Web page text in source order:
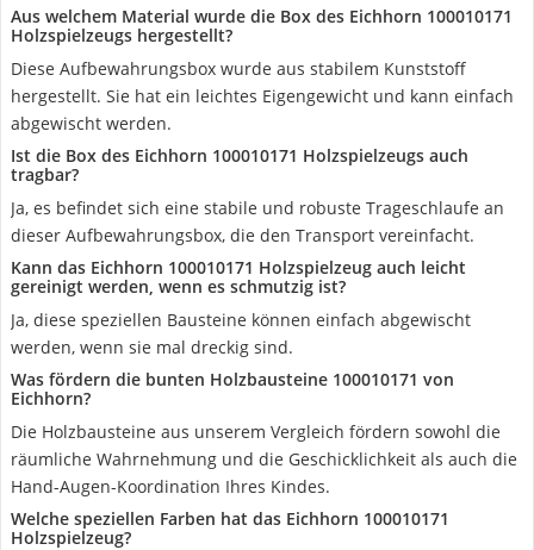
Aus welchem Material wurde die Box des Eichhorn 100010171
Holzspielzeugs hergestellt?
Diese Aufbewahrungsbox wurde aus stabilem Kunststoff
hergestellt. Sie hat ein leichtes Eigengewicht und kann einfach
abgewischt werden.
Ist die Box des Eichhorn 100010171 Holzspielzeugs auch
tragbar?
Ja, es befindet sich eine stabile und robuste Trageschlaufe an
dieser Aufbewahrungsbox, die den Transport vereinfacht.
Kann das Eichhorn 100010171 Holzspielzeug auch leicht
gereinigt werden, wenn es schmutzig ist?
Ja, diese speziellen Bausteine können einfach abgewischt
werden, wenn sie mal dreckig sind.
Was fördern die bunten Holzbausteine 100010171 von
Eichhorn?
Die Holzbausteine aus unserem Vergleich fördern sowohl die
räumliche Wahrnehmung und die Geschicklichkeit als auch die
Hand-Augen-Koordination Ihres Kindes.
Welche speziellen Farben hat das Eichhorn 100010171
Holzspielzeug?